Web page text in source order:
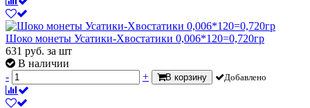
Шоко монеты Усатики-Хвостатики 0,006*120=0,720гр
631 руб. за шт
В наличии
-
+ В корзину Добавлено